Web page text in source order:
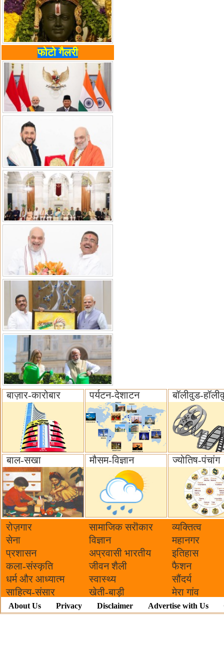
फोटो गैलरी
बाज़ार-कारोबार पर्यटन-देशाटन बॉलीवुड-
बाल-सखा मौसम-विज्ञान ज्योतिष-पंचांग
रोज़गार सामाजिक सरॊकार‌
व्यक्तित्व
सेना
विज्ञान
महानगर
प्रशासन
अप्रवासी भारतीय
इतिहास
कला-संस्कृति
जीवन शैली
फैशन
धर्म और आध्यात्म
स्वास्थ्य
सौंदर्य
साहित्य-संसार
खेती-बाड़ी मेरा गांव
About Us Privacy Disclaimer Advertise with Us